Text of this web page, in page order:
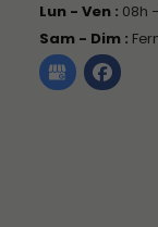
Lun - Ven : 08h
Sam - Dim :